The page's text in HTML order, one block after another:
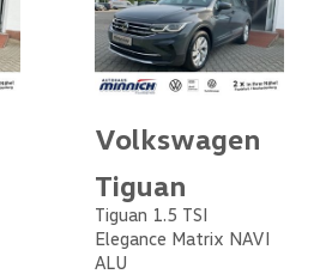
Volkswagen
Tiguan
Tiguan 1.5 TSI
Elegance Matrix NAVI
ALU